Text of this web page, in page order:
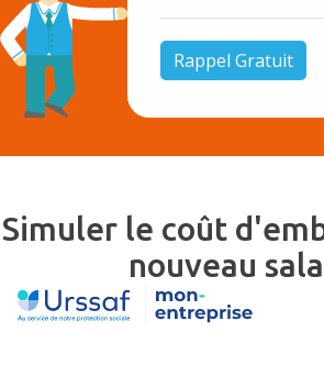
Simuler le coût
nouveau